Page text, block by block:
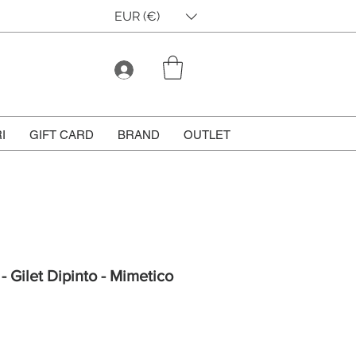
EUR (€)
GIFT CARD BRAND OUTLET
Gilet Dipinto - Mimetico